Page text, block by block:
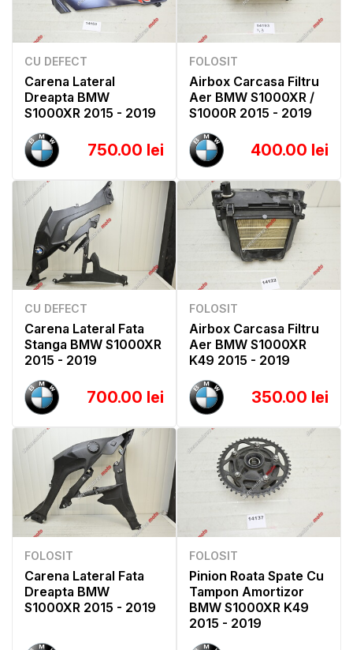
CU DEFECT
Carena Lateral
Dreapta BMW
S1000XR 2015 - 2019
750.00 lei
FOLOSIT
Airbox Carcasa Filtru
Aer BMW S1000XR /
S1000R 2015 - 2019
400.00 lei
CU DEFECT
Carena Lateral Fata
Stanga BMW S1000XR
2015 - 2019
700.00 lei
FOLOSIT
Airbox Carcasa Filtru
Aer BMW S1000XR
K49 2015 - 2019
350.00 lei
FOLOSIT
Carena Lateral Fata
Dreapta BMW
S1000XR 2015 - 2019
FOLOSIT
Pinion Roata Spate Cu
Tampon Amortizor
BMW S1000XR K49
2015 - 2019